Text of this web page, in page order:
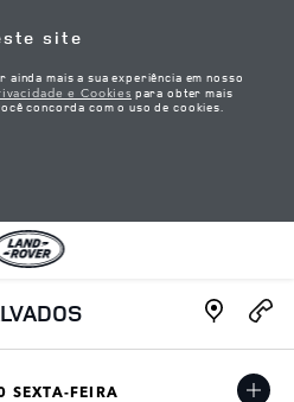
site
mais a sua experiência em nosso
e Cookies para obter mais
concorda com o uso de cookies.
Link
SEXTA-FEIRA